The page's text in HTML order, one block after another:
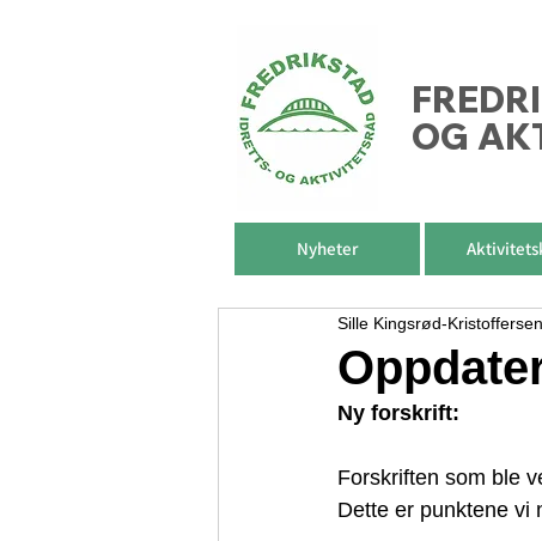
OG
Nyheter
Sille Kingsrød-Kristoffersen
Ny forskrift:
Forskriften som ble
Dette er punktene vi